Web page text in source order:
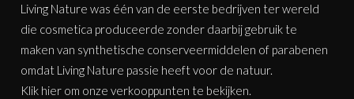
Living Nature was één van de eerste bedrijven ter wereld
die cosmetica produceerde zonder daarbij gebruik te
maken van synthetische conserveermiddelen of parabenen
omdat Living Nature passie heeft voor de natuur.
Klik hier om onze verkooppunten te bekijken.